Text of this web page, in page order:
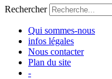
Rechercher
Qui sommes-nous
infos légales
Nous contacter
Plan du site
-